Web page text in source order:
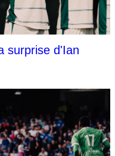
surprise d'Ian